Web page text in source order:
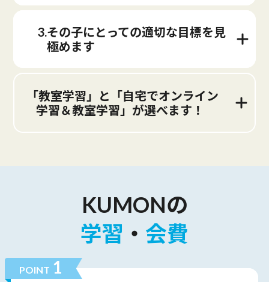
3.その子にとっての適切な目標を見
極めます
「教室学習」と「自宅でオンライン
学習＆教室学習」が選べます！
KUMONの
学習 ・ 会費
POINT 1